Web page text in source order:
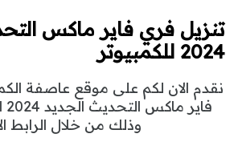
تنزيل فري فاير ماكس
2024 للكمبيوتر
نقدم الان لكم على موقع عاصفة
وذلك من خلال الرابط